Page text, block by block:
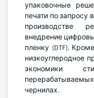
упаковочные
печати по запросу
производстве
внедрение
пленку (DTF).
низкоуглеродное
экономики
чернилах.